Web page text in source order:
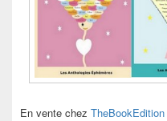
En vente chez TheBookEdition